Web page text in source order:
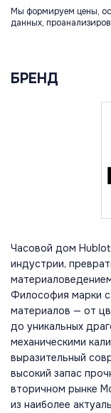
Мы формируем цены,
данных,
БРЕНД
Часовой дом
индустрии,
Философия марки
материалов — от
до уникальных
механическими
выразительный
высокий запас
вторичном рынке
из наиболее